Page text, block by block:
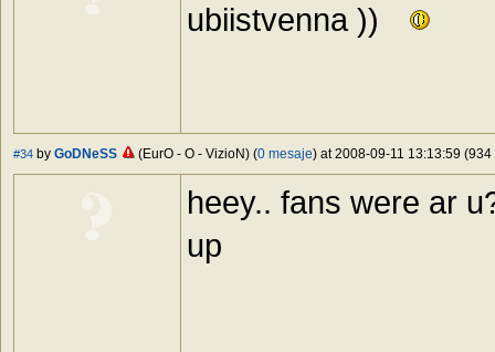
ubiistvenna ))
#34 by GoDNeSS (EurO - O - VizioN) (0 mesaje) at 2008-09-11 13:13:59
heey.. fans were ar
up